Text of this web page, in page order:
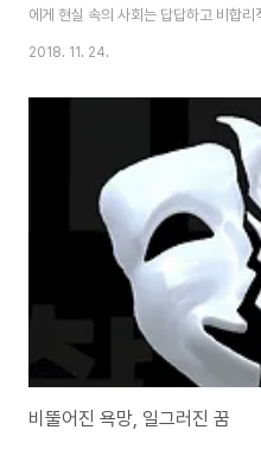
에게 현실 속의 사회는 답답하고 비합
퇴근 이후에 사무실에 들어와 야근빈도
퀴가 도는 것과 같은 반복적인 회의들
있다는 판단조차 하게 만들었다. 이와
에도 불구하고 너무나도 더딘 조직문화
소통창구의 부재, 형식적인 의견파악,
실의 벽은 안개속에서 목표가 없이 일을..
2018. 11. 24.
비뚤어진 욕망, 일그러진 꿈